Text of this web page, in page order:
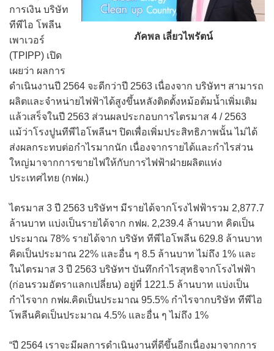
ภัคพล เลี่ยวไพรัตน์
การเงิน บริษัท
ทีพีไอ โพลีน
เพาเวอร์
(TPIPP) เปิด
เผยว่า ผลการ
ดำเนินงานปี 2564 จะดีกว่าปี 2563 เนื่องจาก บริษัทฯ สามารถ
ผลิตและจำหน่ายไฟฟ้าได้สูงขึ้นหลังติดตั้งหม้อต้มน้ำเพิ่มเติม
แล้วเสร็จในปี 2563 ส่วนผลประกอบการไตรมาส 4 / 2563
แม้ว่าโรงปูนทีพีไอโพลีนฯ ปิดเพื่อเพิ่มประสิทธิภาพนั้น ไม่ได้
ส่งผลกระทบต่อกำไรมากนัก เนื่องจากรายได้และกำไรส่วน
ใหญ่มาจากการขายไฟให้กับการไฟฟ้าฝ่ายผลิตแห่ง
ประเทศไทย (กฟผ.)
ไตรมาส 3 ปี 2563 บริษัทฯ มีรายได้จากโรงไฟฟ้ารวม 2,877.7
ล้านบาท แบ่งเป็นรายได้จาก กฟผ. 2,239.4 ล้านบาท คิดเป็น
ประมาณ 78% รายได้จาก บริษัท ทีพีไอโพลีน 629.8 ล้านบาท
คิดเป็นประมาณ 22% และอื่น ๆ 8.5 ล้านบาท ไม่ถึง 1% และ
ในไตรมาส 3 ปี 2563 บริษัทฯ บันทึกกำไรสุทธิจากโรงไฟฟ้า
(ก่อนรวมอัตราแลกเปลี่ยน) อยู่ที่ 1221.5 ล้านบาท แบ่งเป็น
กำไรจาก กฟผ.คิดเป็นประมาณ 95.5% กำไรจากบริษัท ทีพีไอ
โพลีนคิดเป็นประมาณ 4.5% และอื่น ๆ ไม่ถึง 1%
“ปี 2564 เราจะมีผลการดำเนินงานที่ดีขึ้นอีกเนื่องมาจากการ